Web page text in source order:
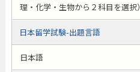
理・化学・生物から２科目を選択）
日本留学試験-出題言語
日本語